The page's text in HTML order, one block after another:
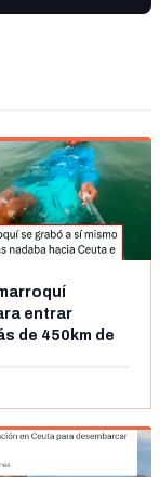
entrar
de 450km de